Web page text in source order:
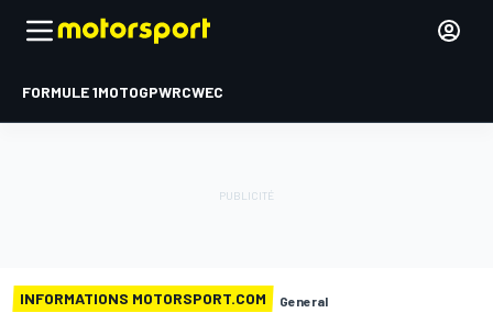
FORMULE 1MOTOGPWRCWEC
INFORMATIONS MOTORSPORT.COM General